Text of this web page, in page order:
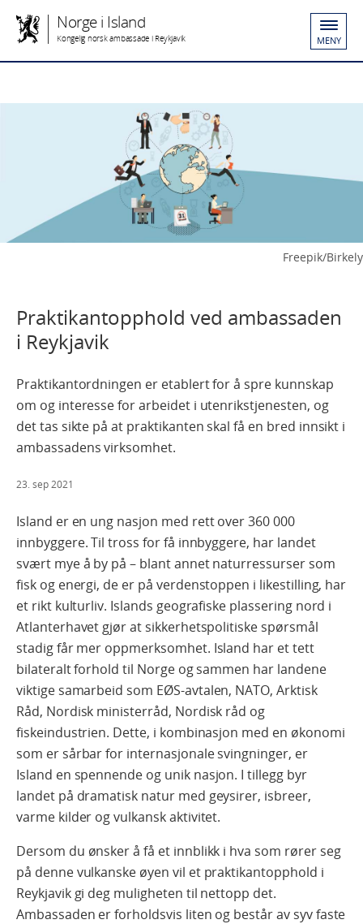
Norge i Island
Kongelig norsk ambassade i Reykjavik MENY
Freepik/Birkely
Praktikantopphold ved ambassaden
i Reykjavik
Praktikantordningen er etablert for å spre kunnskap
om og interesse for arbeidet i utenrikstjenesten, og
det tas sikte på at praktikanten skal få en bred innsikt i
ambassadens virksomhet.
23. sep 2021
Island er en ung nasjon med rett over 360 000
innbyggere. Til tross for få innbyggere, har landet
svært mye å by på – blant annet naturressurser som
fisk og energi, de er på verdenstoppen i likestilling, har
et rikt kulturliv. Islands geografiske plassering nord i
Atlanterhavet gjør at sikkerhetspolitiske spørsmål
stadig får mer oppmerksomhet. Island har et tett
bilateralt forhold til Norge og sammen har landene
viktige samarbeid som EØS-avtalen, NATO, Arktisk
Råd, Nordisk ministerråd, Nordisk råd og
fiskeindustrien. Dette, i kombinasjon med en økonomi
som er sårbar for internasjonale svingninger, er
Island en spennende og unik nasjon. I tillegg byr
landet på dramatisk natur med geysirer, isbreer,
varme kilder og vulkansk aktivitet.
Dersom du ønsker å få et innblikk i hva som rører seg
på denne vulkanske øyen vil et praktikantopphold i
Reykjavik gi deg muligheten til nettopp det.
Ambassaden er forholdsvis liten og består av syv faste